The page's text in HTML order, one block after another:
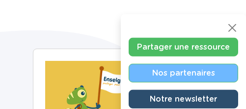
Partager une ressource
Nos partenaires
Notre newsletter